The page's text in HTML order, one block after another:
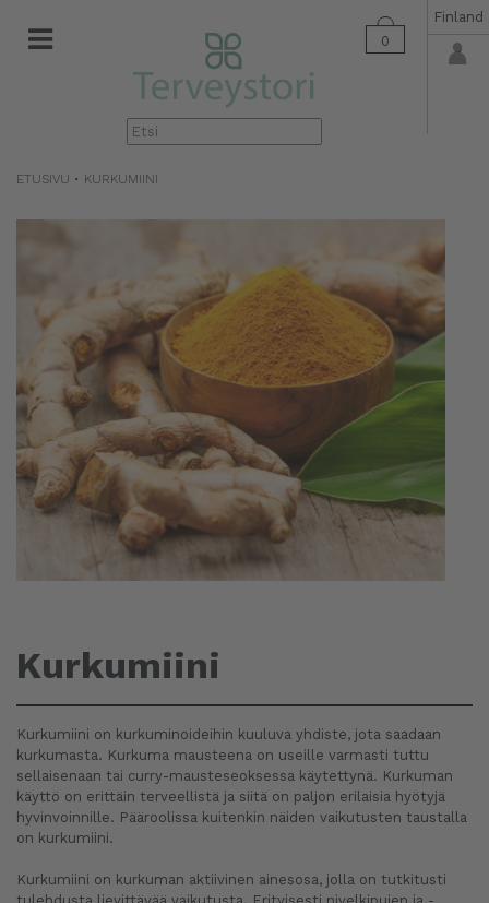
0
Finland
▼
ETUSIVU • KURKUMIINI
Kurkumiini
Kurkumiini on kurkuminoideihin kuuluva yhdiste, jota saadaan
kurkumasta. Kurkuma mausteena on useille varmasti tuttu
sellaisenaan tai curry-mausteseoksessa käytettynä. Kurkuman
käyttö on erittäin terveellistä ja siitä on paljon erilaisia hyötyjä
hyvinvoinnille. Pääroolissa kuitenkin näiden vaikutusten taustalla
on kurkumiini.
Kurkumiini on kurkuman aktiivinen ainesosa, jolla on tutkitusti
tulehdusta lievittävää vaikutusta. Erityisesti nivelkipujen ja -